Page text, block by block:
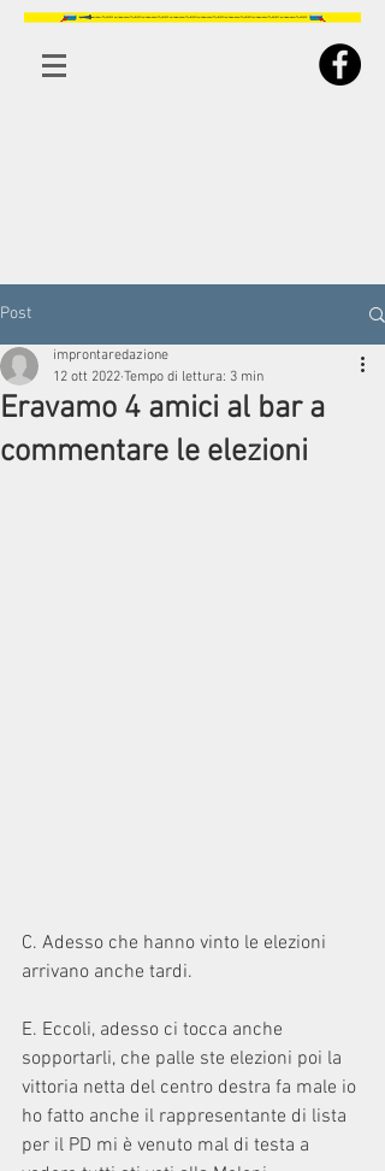
Post
Eravamo 4 amici al bar a
commentare le elezioni
improntaredazione
12 ott 2022 Tempo di lettura: 3 min
C. Adesso che hanno vinto le elezioni
arrivano anche tardi.
E. Eccoli, adesso ci tocca anche
sopportarli, che palle ste elezioni poi la
vittoria netta del centro destra fa male io
ho fatto anche il rappresentante di lista
per il PD mi è venuto mal di testa a